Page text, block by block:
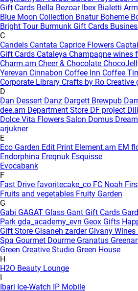
Gift Cards Bella Bezoar Ibex Bialetti
Blue Moon Collection Bnatur Boheme
Bright Tour Burmunk Gift Cards
C
Candels Cantata Caprice Flowers
Gift Cards Cataleya Champagne wines
Charm.am Cheer & Chocolate
Yerevan Cinnabon Coffee Inn Coffee
Corporate Library Crafts by Ro Creative
D
Dan Dessert Danz Dargett Brewpub
dee.am Department Store DF project
Dolce Vita Flowers Salon Domus
arjukner
E
Eco Garden Edit Print Element.am EM
Endorphina Ereqnuk Esquisse
Evocabank
F
Fast Drive favoritecake_co FC Noah
Fruits and vegetables Fruity Garden
G
Gabi GAGAT Glass Gant Gift Cards
Park gda_academy_evn Geox Gifts
Gift Store Gisaneh zarder Givany Wines
Spa Gourmet Dourme Granatus
Green Creative Studio Green House
H
H2O Beauty Lounge
I
Ibari Ice-Watch IP Mobile